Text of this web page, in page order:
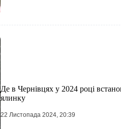
Де в Чернівцях у 2024 році
ялинку
22 Листопада 2024, 20:39